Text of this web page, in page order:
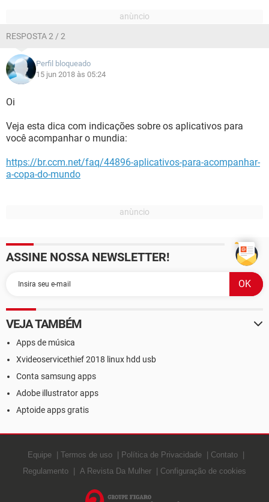
RESPOSTA 2 / 2
Perfil bloqueado
15 jun 2018 às 05:24
Oi
Veja esta dica com indicações sobre os aplicativos para
você acompanhar o mundia:
https://br.ccm.net/faq/44896-aplicativos-para-acompanhar-
a-copa-do-mundo
ASSINE NOSSA NEWSLETTER!
VEJA TAMBÉM
Apps de música
Xvideoservicethief 2018 linux hdd usb
Conta samsung apps
Adobe illustrator apps
Aptoide apps gratis
Equipe Termos de uso Política de Privacidade
Contato
Regulamento
A Revista Da Mulher Configuração de cookies